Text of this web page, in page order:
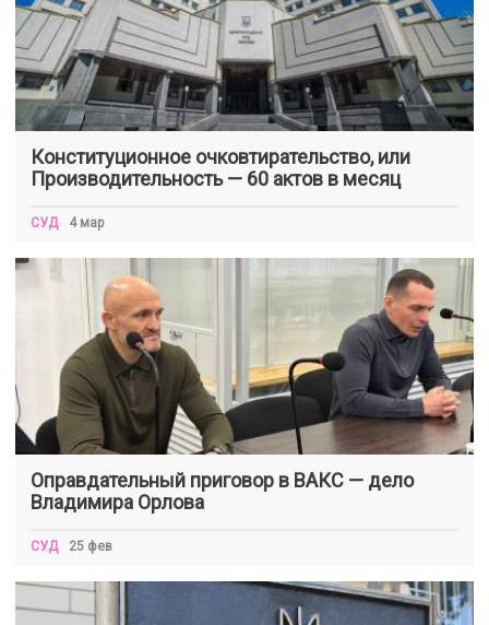
Конституционное очковтирательство, или
Производительность — 60 актов в месяц
СУД 4 мар
Оправдательный приговор в ВАКС — дело
Владимира Орлова
СУД 25 фев